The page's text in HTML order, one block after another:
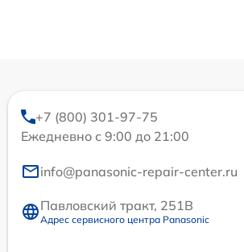
+7 (800) 301-97-75
Ежедневно с 9:00 до 21:00
info@panasonic-repair-center.ru
Павловский тракт, 251В
Адрес сервисного центра Panasonic